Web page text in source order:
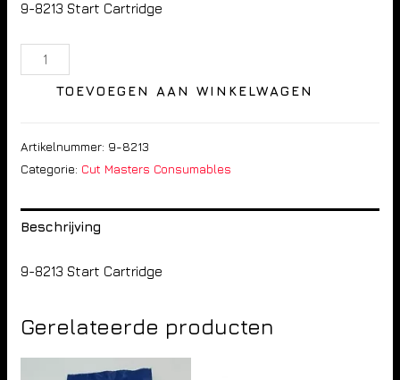
9-8213 Start Cartridge
TOEVOEGEN AAN WINKELWAGEN
Artikelnummer: 9-8213
Categorie: Cut Masters Consumables
Beschrijving
9-8213 Start Cartridge
Gerelateerde producten